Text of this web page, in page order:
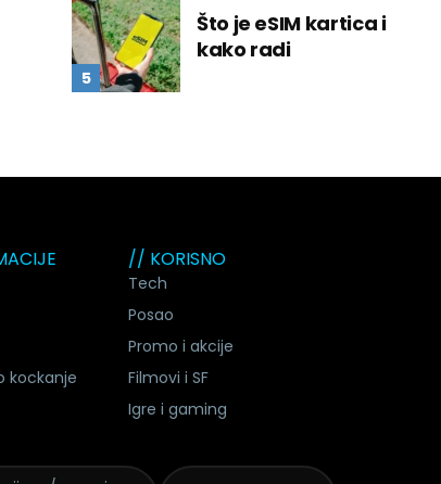
Što je eSIM kartica i
kako radi
kockanje
// KORISNO
Tech
Posao
Promo i akcije
Filmovi i SF
Igre i gaming